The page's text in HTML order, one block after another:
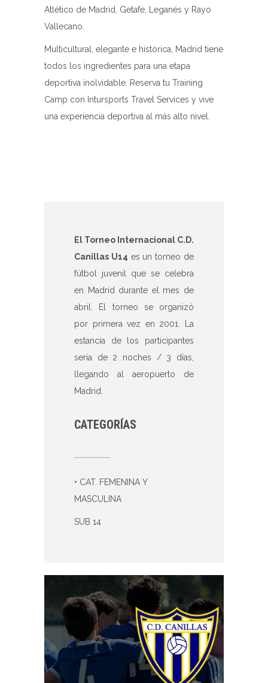
Atlético de Madrid, Getafe, Leganés y Rayo
Vallecano.
Multicultural, elegante e histórica, Madrid tiene
todos los ingredientes para una etapa
deportiva inolvidable. Reserva tu Training
Camp con Intursports Travel Services y vive
una experiencia deportiva al más alto nivel.
El Torneo Internacional C.D.
Canillas U14 es un torneo de
fútbol juvenil que se celebra
en Madrid durante el mes de
abril. El torneo se organizó
por primera vez en 2001. La
estancia de los participantes
sería de 2 noches / 3 días,
llegando al aeropuerto de
Madrid.
CATEGORÍAS
• CAT. FEMENINA Y
MASCULINA
SUB 14